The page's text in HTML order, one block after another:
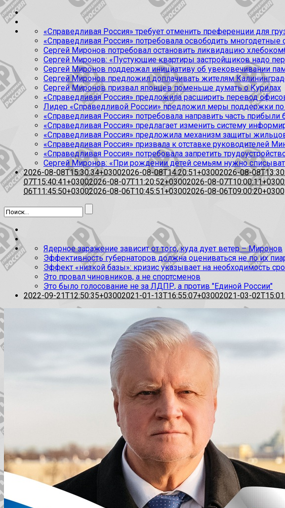
«Справедливая Россия» требует отменить преференции для
«Справедливая Россия» потребовала освободить
Сергей Миронов потребовал остановить ликвидацию
Сергей Миронов: «Пустующие квартиры застройщиков надо
Сергей Миронов поддержал инициативу об увековечивании
Сергей Миронов предложил доплачивать жителям
Сергей Миронов призвал японцев поменьше думать о Курилах
«Справедливая Россия» предложила расширить перевод
Лидер «Справедливой России» предложил меры поддержки по
«Справедливая Россия» потребовала направить часть прибыли
«Справедливая Россия» предлагает изменить систему
«Справедливая Россия» предложила механизм защиты
«Справедливая Россия» призвала к отставке руководителей
«Справедливая Россия» потребовала запретить
Сергей Миронов: «При рождении детей семьям нужно
2026-08-08T15:30:34+03002026-08-08T14:20:51+03002026-08-
07T15:40:41+03002026-08-07T11:20:52+03002026-08-07T10:00:11+0300
06T11:45:50+03002026-08-06T10:45:51+03002026-08-06T09:00:20+0300
Ядерное заражение зависит от того, куда дует ветер – Миронов
Эффективность губернаторов должна оцениваться не по их
Эффект «низкой базы»: кризис указывает на необходимость
Это провал чиновников, а не спортсменов
Это было голосование не за ЛДПР, а против "Единой России"
2022-09-21T12:50:35+03002021-01-13T16:55:07+03002021-03-